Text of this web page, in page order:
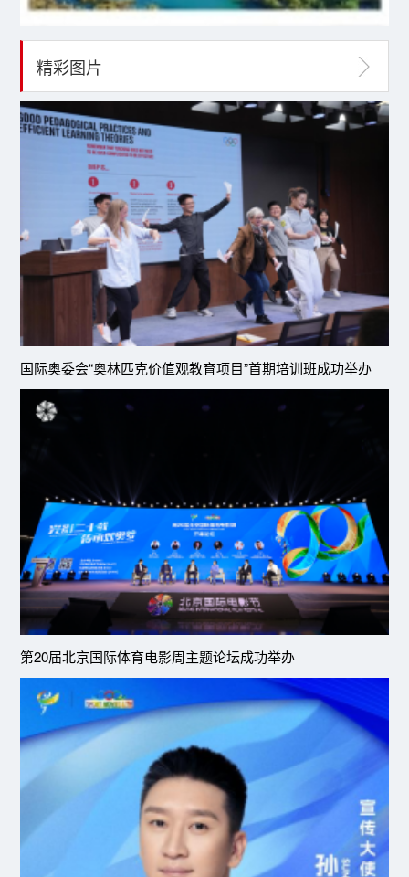
精彩图片
国际奥委会“奥林匹克价值观教育项目”首期培训班成功举办
第20届北京国际体育电影周主题论坛成功举办